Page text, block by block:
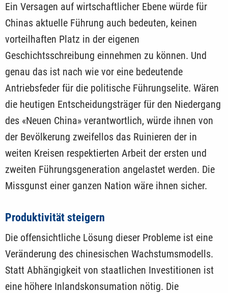
Ein Versagen auf wirtschaftlicher Ebene würde für
Chinas aktuelle Führung auch bedeuten, keinen
vorteilhaften Platz in der eigenen
Geschichtsschreibung einnehmen zu können. Und
genau das ist nach wie vor eine bedeutende
Antriebsfeder für die politische Führungselite. Wären
die heutigen Entscheidungsträger für den Niedergang
des «Neuen China» verantwortlich, würde ihnen von
der Bevölkerung zweifellos das Ruinieren der in
weiten Kreisen respektierten Arbeit der ersten und
zweiten Führungsgeneration angelastet werden. Die
Missgunst einer ganzen Nation wäre ihnen sicher.
Produktivität steigern
Die offensichtliche Lösung dieser Probleme ist eine
Veränderung des chinesischen Wachstumsmodells.
Statt Abhängigkeit von staatlichen Investitionen ist
eine höhere Inlandskonsumation nötig. Die